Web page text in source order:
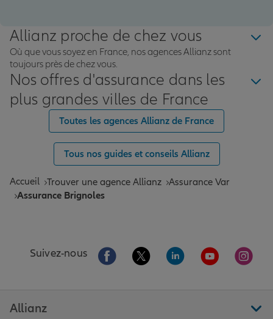
Allianz proche de chez vous
Où que vous soyez en France, nos agences Allianz sont
toujours près de chez vous.
Nos offres d'assurance dans les
plus grandes villes de France
Toutes les agences Allianz de France
Tous nos guides et conseils Allianz
Accueil Trouver une agence Allianz Assurance Var
Assurance Brignoles
Suivez-nous Aller sur la page Facebook de Allianz
Aller sur la page Twitter de
Aller sur la page
Aller sur la
Aller
Allianz